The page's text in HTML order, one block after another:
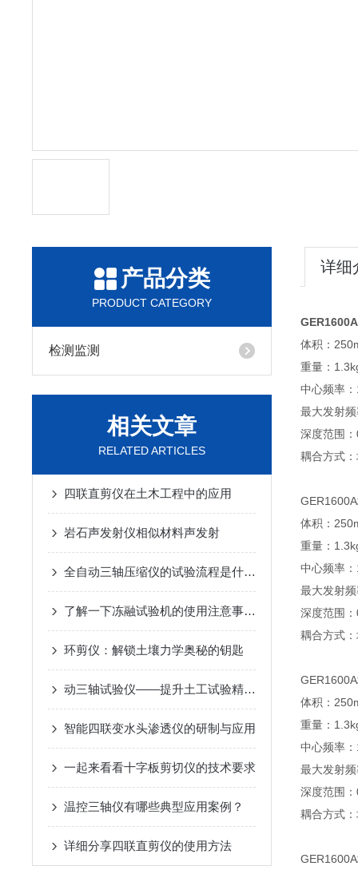
产品分类
PRODUCT CATEGORY
检测监测
相关文章
RELATED ARTICLES
四联直剪仪在土木工程中的应用
岩石声发射仪相似材料声发射
全自动三轴压缩仪的试验流程是什么？
了解一下冻融试验机的使用注意事项吧
环剪仪：解锁土壤力学奥秘的钥匙
动三轴试验仪——提升土工试验精准度与效率的理想选择
智能四联变水头渗透仪的研制与应用
一起来看看十字板剪切仪的技术要求
温控三轴仪有哪些典型应用案例？
详细分享四联直剪仪的使用方法
详细
体积：
重量：
中心频率
最大发射
深度范围
耦合方式
体积：
重量：
中心频率
最大发射
深度范围
耦合方式
体积：
重量：
中心频率
最大发射
深度范围
耦合方式